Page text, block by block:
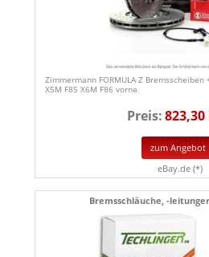
Zimmermann FORMULA Z Bremsscheiben
X5M F85 X6M F86 vorne
Preis:823,30
zum Angebot
eBay.de (*)
Bremsschläuche, -